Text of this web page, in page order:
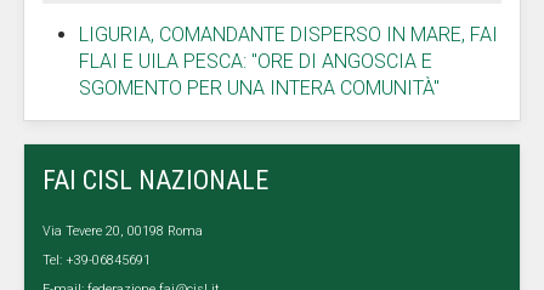
LIGURIA, COMANDANTE DISPERSO IN MARE, FAI
FLAI E UILA PESCA: "ORE DI ANGOSCIA E
SGOMENTO PER UNA INTERA COMUNITÀ"
FAI CISL NAZIONALE
Via Tevere 20, 00198 Roma
Tel: +39-06845691